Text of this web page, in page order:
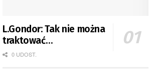
L.Gondor: Tak nie można
traktować
przedsiębiorcy
0 UDOST.